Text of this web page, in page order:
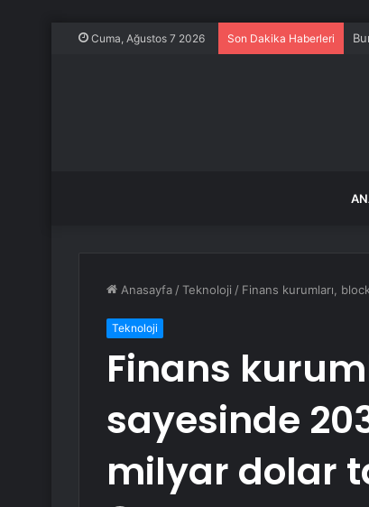
Cuma, Ağustos 7 2026 Son Dakika Haberleri
Anasayfa /Teknoloji / Finans kurumları,
Teknoloji
Finans
sayesinde
milyar dolar